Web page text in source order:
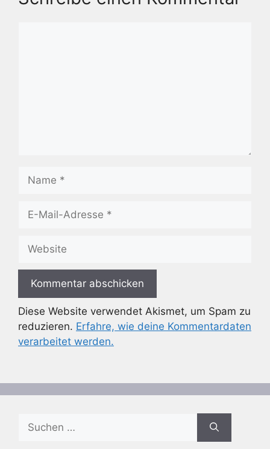
Name
Website
Diese Website verwendet Akismet, um Spam zu
reduzieren. Erfahre, wie deine Kommentardaten
verarbeitet werden.
nach: